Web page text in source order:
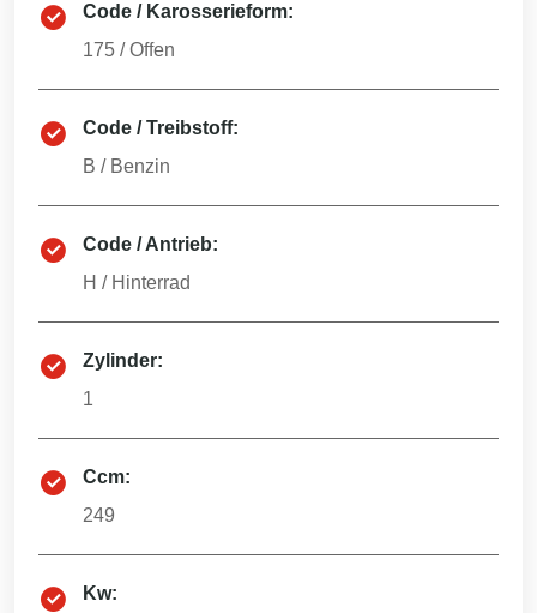
Code / Karosserieform:
175 /Offen
Code / Treibstoff:
B / Benzin
Code / Antrieb:
H / Hinterrad
Zylinder:
1
Ccm:
249
Kw: